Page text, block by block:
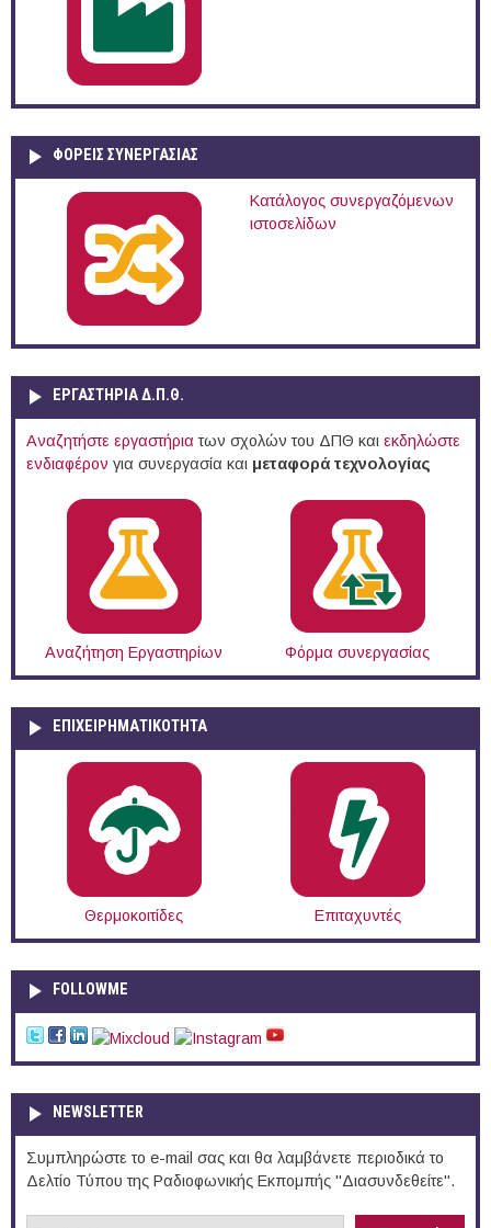
ΦΟΡΕΙΣ ΣΥΝΕΡΓΑΣΙΑΣ
Κατάλογος συνεργαζόμενων
ιστοσελίδων
ΕΡΓΑΣΤΗΡΙΑ Δ.Π.Θ.
Αναζητήστε εργαστήρια των σχολών του ΔΠΘ και εκδηλώστε
ενδιαφέρον για συνεργασία και μεταφορά τεχνολογίας
Αναζήτηση Εργαστηρίων Φόρμα συνεργασίας
ΕΠΙΧΕΙΡΗΜΑΤΙΚΟΤΗΤΑ
Θερμοκοιτίδες Επιταχυντές
FOLLOWME
NEWSLETTER
Συμπληρώστε το e-mail σας και θα λαμβάνετε περιοδικά το
Δελτίο Τύπου της Ραδιοφωνικής Εκπομπής "Διασυνδεθείτε".